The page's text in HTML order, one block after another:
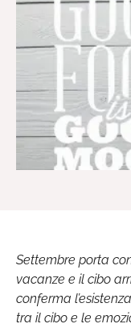
Settembre porta
vacanze e il cibo
conferma
tra il cibo e le